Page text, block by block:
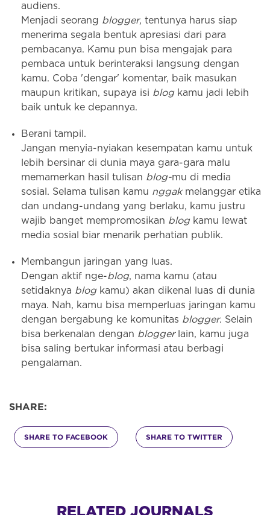
audiens.
Menjadi seorang blogger, tentunya harus siap
menerima segala bentuk apresiasi dari para
pembacanya. Kamu pun bisa mengajak para
pembaca untuk berinteraksi langsung dengan
kamu. Coba 'dengar' komentar, baik masukan
maupun kritikan, supaya isi blogkamu jadi lebih
baik untuk ke depannya.
Berani tampil.
Jangan menyia-nyiakan kesempatan kamu untuk
lebih bersinar di dunia maya gara-gara malu
memamerkan hasil tulisan blog-mu di media
sosial. Selama tulisan kamu nggakmelanggar etika
dan undang-undang yang berlaku, kamu justru
wajib banget mempromosikan blogkamu lewat
media sosial biar menarik perhatian publik.
Membangun jaringan yang luas.
Dengan aktif nge-blog, nama kamu (atau
setidaknya blogkamu) akan dikenal luas di dunia
maya. Nah, kamu bisa memperluas jaringan kamu
dengan bergabung ke komunitas blogger. Selain
bisa berkenalan dengan bloggerlain, kamu juga
bisa saling bertukar informasi atau berbagi
pengalaman.
SHARE:
SHARE TO FACEBOOK SHARE TO TWITTER
RELATED JOURNALS